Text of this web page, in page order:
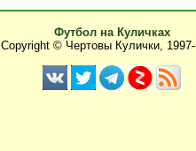
Футбол на Куличках
Copyright © Чертовы Кулички, 1997-